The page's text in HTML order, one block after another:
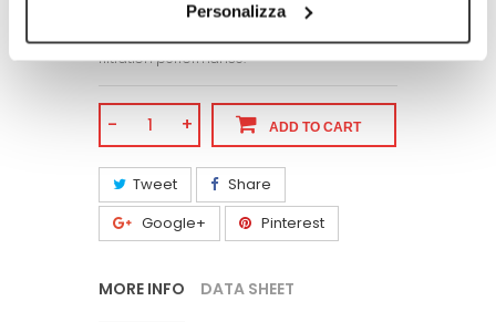
Personalizza
washing it as ironing allows the filtering TNT
layer to be always compact, increasing
filtration performance.
- + ADD TO CART
Tweet
Share
Google+
Pinterest
MORE INFO DATA SHEET